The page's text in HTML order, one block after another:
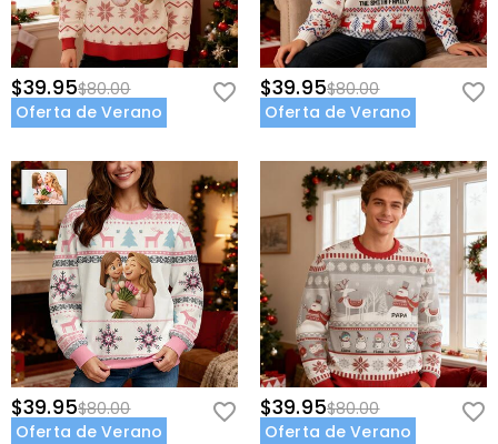
$39.95$80.00
Oferta de Verano
$39.95$80.00
Oferta de Verano
$39.95$80.00
Oferta de Verano
$39.95$80.00
Oferta de Verano